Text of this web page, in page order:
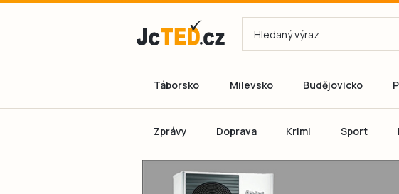
Táborsko Milevsko Budějovicko
Zprávy Doprava Krimi Sport